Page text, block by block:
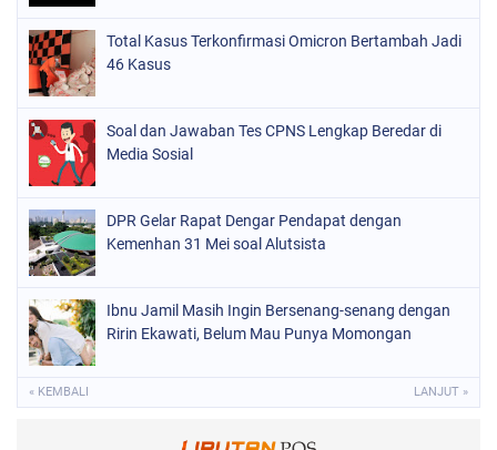
Total Kasus Terkonfirmasi Omicron Bertambah Jadi
46 Kasus
Soal dan Jawaban Tes CPNS Lengkap Beredar di
Media Sosial
DPR Gelar Rapat Dengar Pendapat dengan
Kemenhan 31 Mei soal Alutsista
Ibnu Jamil Masih Ingin Bersenang-senang dengan
Ririn Ekawati, Belum Mau Punya Momongan
« KEMBALI LANJUT »